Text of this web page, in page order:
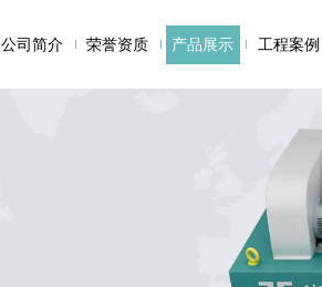
公司简介 荣誉资质 产品展示 工程案例